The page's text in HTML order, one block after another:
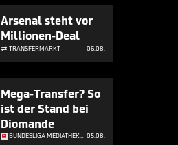
Arsenal steht vor
Millionen-Deal
 TRANSFERMARKT 06.08.
Mega-Transfer? So
ist der Stand bei
Diomande
BUNDESLIGA MEDIATHEK HIGHLIGHTS 05.08.